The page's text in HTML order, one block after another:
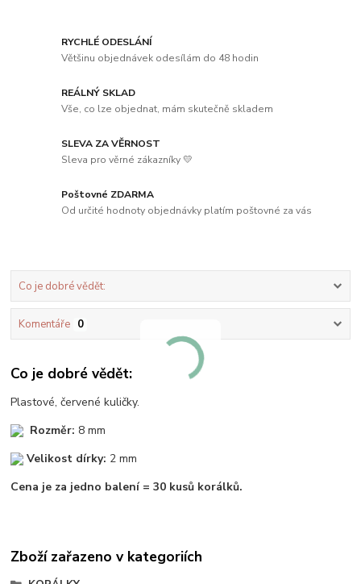
RYCHLÉ ODESLÁNÍ
Většinu objednávek odesílám do 48 hodin
REÁLNÝ SKLAD
Vše, co lze objednat, mám skutečně skladem
SLEVA ZA VĚRNOST
Sleva pro věrné zákazníky 💛
Poštovné ZDARMA
Od určité hodnoty objednávky platím poštovné za vás
Co je dobré vědět:
Komentáře 0
Co je dobré vědět:
Plastové, červené kuličky.
Rozměr: 8 mm
Velikost dírky: 2 mm
Cena je za jedno balení = 30 kusů korálků.
Zboží zařazeno v kategoriích